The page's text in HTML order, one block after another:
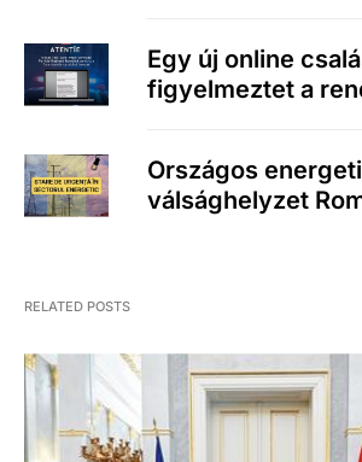
Egy új online
figyelmeztet a
Országos
válsághelyzet
RELATED POSTS